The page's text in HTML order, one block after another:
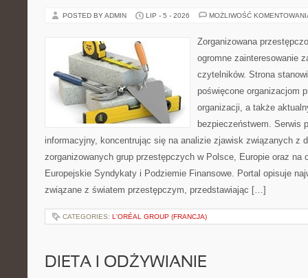
POSTED BY ADMIN LIP - 5 - 2026 MOŻLIWOŚĆ
Zorganizowana
ogromne zainteresowanie
czytelników. Strona
poświęcone organizacjom
organizacji, a także
bezpieczeństwem. Serwis
informacyjny, koncentrując się na analizie zjawisk związanych z
zorganizowanych grup przestępczych w Polsce, Europie oraz na
Europejskie Syndykaty i Podziemie Finansowe. Portal opisuje
związane z światem przestępczym, przedstawiając […]
CATEGORIES: L'ORÉAL GROUP (FRANCJA)
DIETA I ODŻYWIANIE